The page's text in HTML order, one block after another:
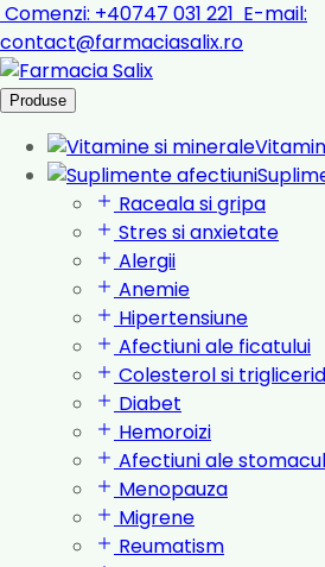
Comenzi: +40747 031 221 E-mail:
contact@farmaciasalix.ro
Produse
Raceala si gripa
Stres si anxietate
Alergii
Anemie
Hipertensiune
Afectiuni ale ficatului
Colesterol si
Diabet
Hemoroizi
Afectiuni ale
Menopauza
Migrene
Reumatism